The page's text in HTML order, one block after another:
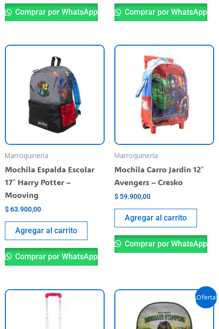
Comprar por WhatsApp Comprar por WhatsApp
Marroquinería
Mochila Espalda Escolar
17″ Harry Potter –
Mooving
$63.900,00
Agregar al carrito
Comprar por WhatsApp
Marroquinería
Mochila Carro Jardin 12″
Avengers – Cresko
$ 59.900,00
Agregar al carrito
Comprar por WhatsApp
¡Oferta!
El
precio
original
era:
El
precio
actual
es: